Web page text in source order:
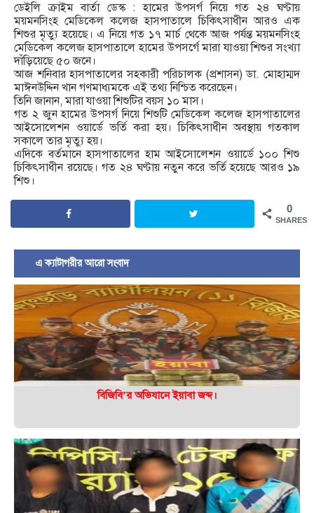
ডেইলি ক্রাইম বার্তা ডেস্ক : হামের উপসর্গ নিয়ে গত ২৪ ঘণ্টায়
ময়মনসিংহ মেডিকেল কলেজ হাসপাতালে চিকিৎসাধীন আরও এক
শিশুর মৃত্যু হয়েছে। এ নিয়ে গত ১৭ মার্চ থেকে আজ পর্যন্ত ময়মনসিংহ
মেডিকেল কলেজ হাসপাতালে হামের উপসর্গে মারা যাওয়া শিশুর সংখ্যা
দাঁড়িয়েছে ৫০ জনে।
আজ শনিবার হাসপাতালের সহকারী পরিচালক (প্রশাসন) ডা. মোহাম্মদ
মাঈনউদ্দিন খান গণমাধ্যমকে এই তথ্য নিশ্চিত করেছেন।
তিনি জানান, মারা যাওয়া শিশুটির বয়স ১০ মাস।
গত ২ জুন হামের উপসর্গ নিয়ে শিশুটি মেডিকেল কলেজ হাসপাতালের
আইসোলেশন ওয়ার্ডে ভর্তি করা হয়। চিকিৎসাধীন অবস্থায় গতকাল
সকালে তার মৃত্যু হয়।
এদিকে বর্তমানে হাসপাতালের হাম আইসোলেশন ওয়ার্ডে ১০০ শিশু
চিকিৎসাধীন রয়েছে। গত ২৪ ঘণ্টায় নতুন করে ভর্তি হয়েছে আরও ১৯
শিশু।
0
SHARES
এ ক্যাটাগরীর আরো সংবাদ
বিজিবি’র অভিযানে ইয়াবা জব্দ।